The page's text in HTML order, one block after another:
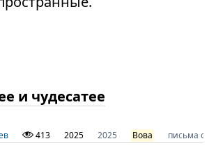
и чудесатее
413 2025 2025 Вова письма